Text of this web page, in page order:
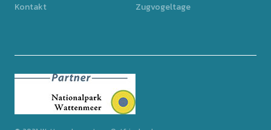
Kontakt
Zugvogeltage